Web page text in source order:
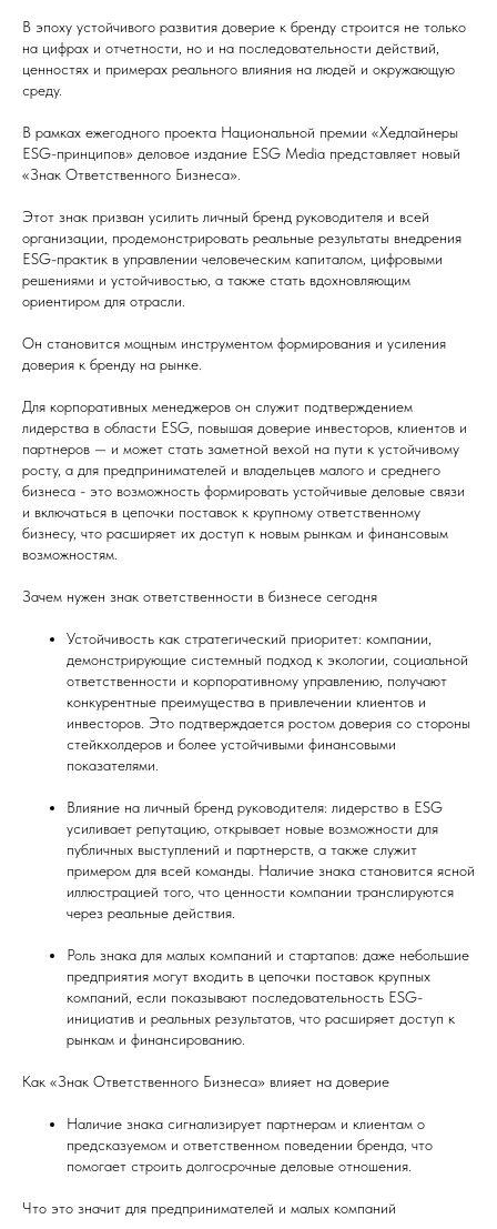
В эпоху устойчивого развития доверие к бренду строится не только
на цифрах и отчетности, но и на последовательности действий,
ценностях и примерах реального влияния на людей и окружающую
среду.
В рамках ежегодного проекта Национальной премии «Хедлайнеры
ESG-принципов» деловое издание ESG Media представляет новый
«Знак Ответственного Бизнеса».
Этот знак призван усилить личный бренд руководителя и всей
организации, продемонстрировать реальные результаты внедрения
ESG-практик в управлении человеческим капиталом, цифровыми
решениями и устойчивостью, а также стать вдохновляющим
ориентиром для отрасли.
Он становится мощным инструментом формирования и усиления
доверия к бренду на рынке.
Для корпоративных менеджеров он служит подтверждением
лидерства в области ESG, повышая доверие инвесторов, клиентов и
партнеров — и может стать заметной вехой на пути к устойчивому
росту, а для предпринимателей и владельцев малого и среднего
бизнеса - это возможность формировать устойчивые деловые связи
и включаться в цепочки поставок к крупному ответственному
бизнесу, что расширяет их доступ к новым рынкам и финансовым
возможностям.
Зачем нужен знак ответственности в бизнесе сегодня
Устойчивость как стратегический приоритет: компании,
демонстрирующие системный подход к экологии, социальной
ответственности и корпоративному управлению, получают
конкурентные преимущества в привлечении клиентов и
инвесторов. Это подтверждается ростом доверия со стороны
стейкхолдеров и более устойчивыми финансовыми
показателями.
Влияние на личный бренд руководителя: лидерство в ESG
усиливает репутацию, открывает новые возможности для
публичных выступлений и партнерств, а также служит
примером для всей команды. Наличие знака становится ясной
иллюстрацией того, что ценности компании транслируются
через реальные действия.
Роль знака для малых компаний и стартапов: даже небольшие
предприятия могут входить в цепочки поставок крупных
компаний, если показывают последовательность ESG-
инициатив и реальных результатов, что расширяет доступ к
рынкам и финансированию.
Как «Знак Ответственного Бизнеса» влияет на доверие
Наличие знака сигнализирует партнерам и клиентам о
предсказуемом и ответственном поведении бренда, что
помогает строить долгосрочные деловые отношения.
Что это значит для предпринимателей и малых компаний